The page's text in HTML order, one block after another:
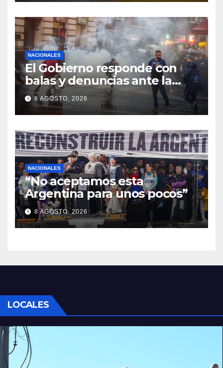
NACIONALES
El Gobierno responde con
balas y denuncias ante la
protesta
8 AGOSTO, 2026
NACIONALES
“No aceptamos esta
Argentina para unos pocos”
8 AGOSTO, 2026
LOCALES